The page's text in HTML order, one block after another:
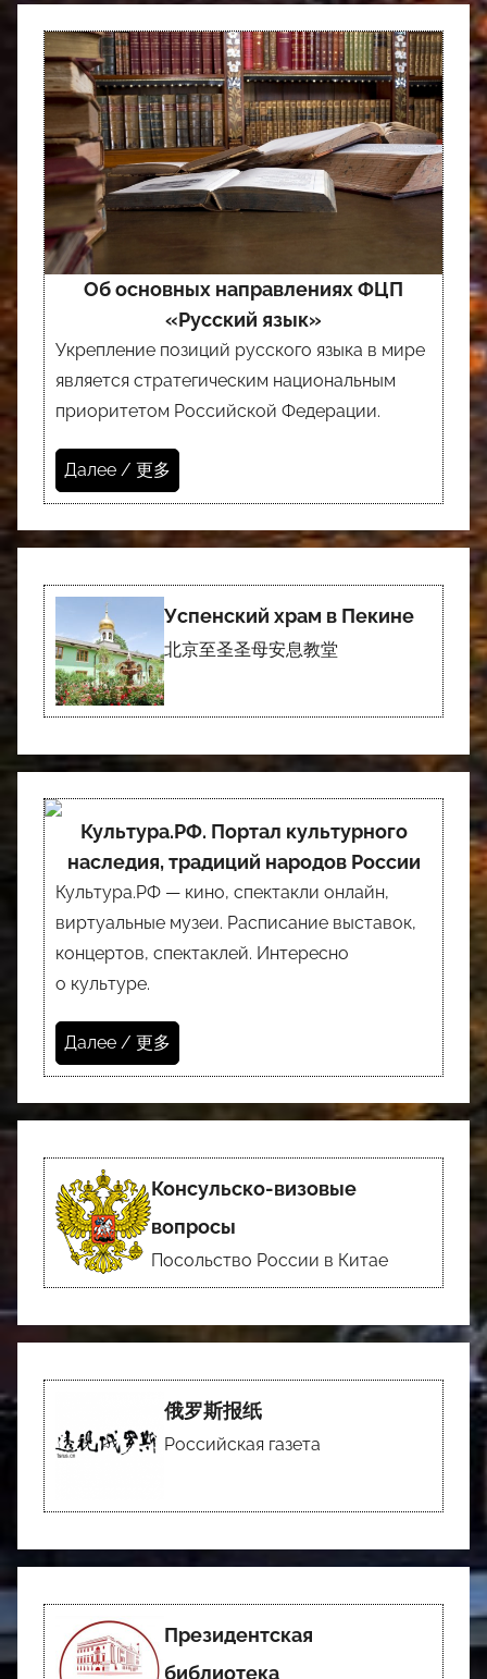
Об основных направлениях ФЦП
«Русский язык»
Укрепление позиций русского языка в мире
является стратегическим национальным
приоритетом Российской Федерации.
Далее / 更多
Успенский храм в Пекине
北京至圣圣母安息教堂
Культура.РФ. Портал культурного
наследия, традиций народов России
Культура.РФ — кино, спектакли онлайн,
виртуальные музеи. Расписание выставок,
концертов, спектаклей. Интересно
о культуре.
Далее / 更多
Консульско-визовые
вопросы
Посольство России в Китае
俄罗斯报纸
Российская газета
Президентская
библиотека